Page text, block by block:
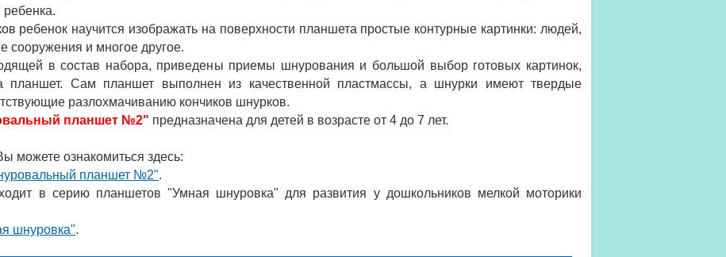
ребенка.
ребенок научится изображать на поверхности планшета простые контурные картинки: людей,
сооружения и многое другое.
в состав набора, приведены приемы шнурования и большой выбор готовых картинок,
планшет. Сам планшет выполнен из качественной пластмассы, а шнурки имеют твердые
разлохмачиванию кончиков шнурков.
планшет №2" предназначена для детей в возрасте от 4 до 7 лет.
можете ознакомиться здесь:
планшет №2".
в серию планшетов "Умная шнуровка" для развития у дошкольников мелкой моторики
шнуровка".